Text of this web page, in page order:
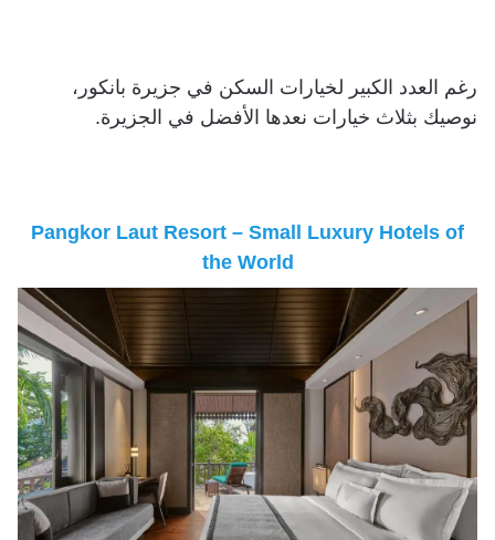
رغم العدد الكبير لخيارات السكن في جزيرة بانكور،
نوصيك بثلاث خيارات نعدها الأفضل في الجزيرة.
Pangkor Laut Resort – Small Luxury Hotels of
the World